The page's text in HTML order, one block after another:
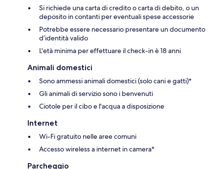
Si richiede una carta di credito o carta di debito, o un
deposito in contanti per eventuali spese accessorie
Potrebbe essere necessario presentare un documento
d’identità valido
L'età minima per effettuare il check-in è 18 anni
Animali domestici
Sono ammessi animali domestici (solo cani e gatti)*
Gli animali di servizio sono i benvenuti
Ciotole per il cibo e l'acqua a disposizione
Internet
Wi-Fi gratuito nelle aree comuni
Accesso wireless a internet in camera*
Parcheggio